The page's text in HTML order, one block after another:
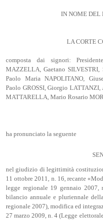
IN NOME DEL
LA CORTE
composta dai signori:
MAZZELLA, Gaetano SILVESTRI,
Paolo Maria NAPOLITANO,
Paolo GROSSI, Giorgio
MATTARELLA, Mario Rosario
ha pronunciato la seguente
nel giudizio di legittimità
11 ottobre 2011, n. 16, recante
legge regionale 19 gennaio
bilancio annuale e pluriennale
regionale 2007), modifica ed
27 marzo 2009, n. 4 (Legge